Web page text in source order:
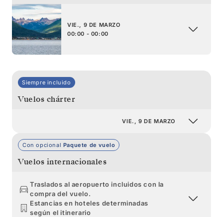
VIE., 9 DE MARZO
00:00 - 00:00
Siempre incluido
Vuelos chárter
VIE., 9 DE MARZO
Con opcional Paquete de vuelo
Vuelos internacionales
Traslados al aeropuerto incluidos con la
compra del vuelo.
Estancias en hoteles determinadas
según el itinerario